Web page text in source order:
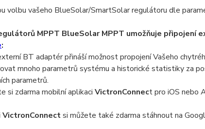
volbu vašeho BlueSolar/SmartSolar regulátoru dle
MPPT BlueSolar MPPT umožňuje připojení
:
BT adaptér přináší možnost propojení Vašeho
mnoho parametrů systému a historické statistiky za
parametrů.
si zdarma mobilní aplikaci VictronConnect pro iOS nebo
VictronConnectsi můžete také zdarma stáhnout na